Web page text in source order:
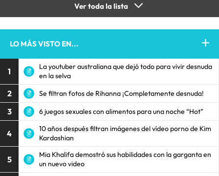
Ver toda la lista
LO MÁS VISTO EN...
1
La youtuber australiana que dejó todo para vivir desnuda
en la selva
2 Se filtran fotos de Rihanna ¡Completamente desnuda!
3 6 juegos sexuales con alimentos para una noche “Hot”
4
10 años después filtran imágenes del vídeo porno de Kim
Kardashian
5
Mia Khalifa demostró sus habilidades con la garganta en
un nuevo video